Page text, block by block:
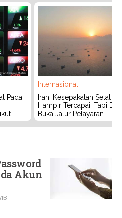
Pada
Internasional
Iran: Kesepakatan Selat
Hampir Tercapai, Tapi
Buka Jalur Pelayaran
Akun